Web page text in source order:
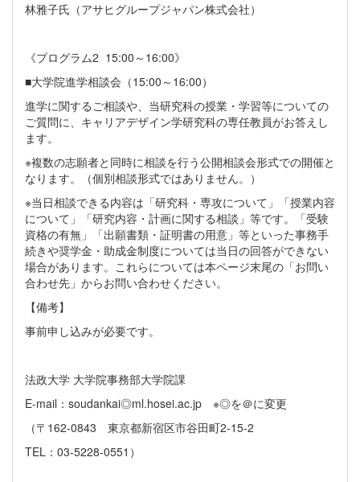
林雅子氏（アサヒグループジャパン株式会社）
《プログラム2 15:00～16:00》
■大学院進学相談会（15:00～16:00）
進学に関するご相談や、当研究科の授業・学習等についての
ご質問に、キャリアデザイン学研究科の専任教員がお答えし
ます。
※複数の志願者と同時に相談を行う公開相談会形式での開催と
なります。（個別相談形式ではありません。）
※当日相談できる内容は「研究科・専攻について」「授業内容
について」「研究内容・計画に関する相談」等です。「受験
資格の有無」「出願書類・証明書の用意」等といった事務手
続きや奨学金・助成金制度については当日の回答ができない
場合があります。これらについては本ページ末尾の「お問い
合わせ先」からお問い合わせください。
【備考】
事前申し込みが必要です。
法政大学 大学院事務部大学院課
E-mail：soudankai◎ml.hosei.ac.jp ※◎を＠に変更
（〒162-0843 東京都新宿区市谷田町2-15-2
TEL：03-5228-0551）